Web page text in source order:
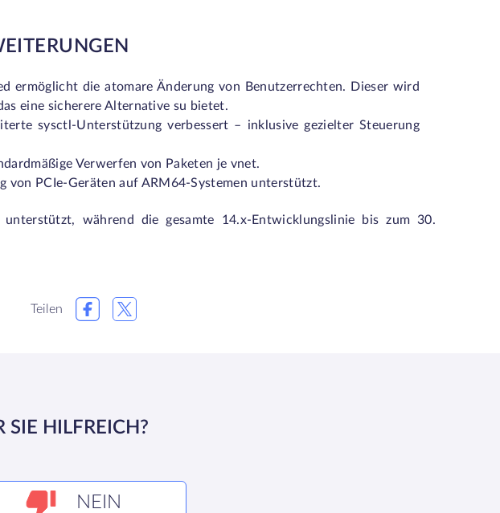
ermöglicht die atomare Änderung von Benutzerrechten. Dieser wird
eine sicherere Alternative su bietet.
sysctl-Unterstützung verbessert – inklusive gezielter Steuerung
Verwerfen von Paketen je vnet.
von PCIe-Geräten auf ARM64-Systemen unterstützt.
während die gesamte 14.x-Entwicklungslinie bis zum 30.
Teilen
SIE HILFREICH?
NEIN